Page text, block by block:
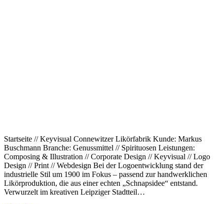
Startseite // Keyvisual Connewitzer Likörfabrik Kunde: Markus
Buschmann Branche: Genussmittel // Spirituosen Leistungen:
Composing & Illustration // Corporate Design // Keyvisual // Logo
Design // Print // Webdesign Bei der Logoentwicklung stand der
industrielle Stil um 1900 im Fokus – passend zur handwerklichen
Likörproduktion, die aus einer echten „Schnapsidee“ entstand.
Verwurzelt im kreativen Leipziger Stadtteil…